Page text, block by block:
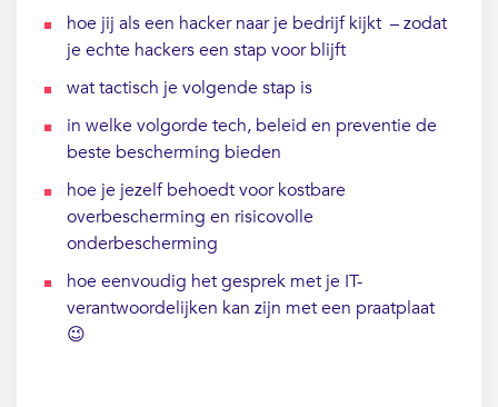
hoe jij als een hacker naar je bedrijf kijkt – zodat
je echte hackers een stap voor blijft
wat tactisch je volgende stap is
in welke volgorde tech, beleid en preventie de
beste bescherming bieden
hoe je jezelf behoedt voor kostbare
overbescherming en risicovolle
onderbescherming
hoe eenvoudig het gesprek met je IT-
verantwoordelijken kan zijn met een praatplaat
😉